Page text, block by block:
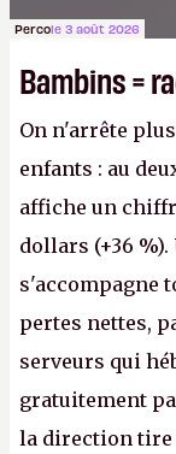
Percole 3 août 2026
Bambins =
On n'arrête
enfants : au
affiche un
dollars (+36
s'accompagne
pertes nettes,
serveurs qui
gratuitement
la direction tire